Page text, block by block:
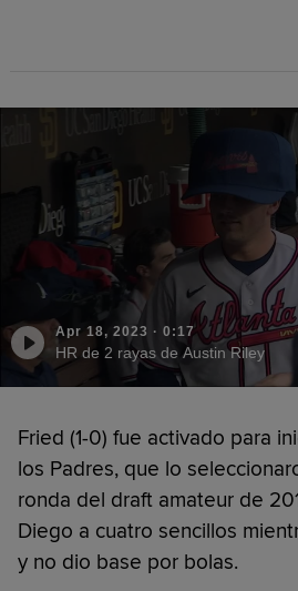
Apr 18, 2023 · 0:17
HR de 2 rayas de Austin Riley
Fried (1-0) fue activado para
los Padres, que lo
ronda del draft amateur de
Diego a cuatro sencillos
y no dio base por bolas.